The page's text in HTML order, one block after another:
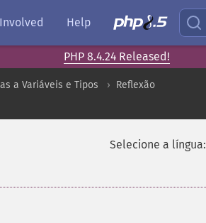
Help
PHP 8.4.24 Released!
a Variáveis e Tipos
Reflexão
Selecione a língua: